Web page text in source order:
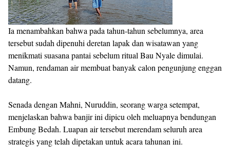
Ia menambahkan bahwa pada tahun-tahun sebelumnya, area
tersebut sudah dipenuhi deretan lapak dan wisatawan yang
menikmati suasana pantai sebelum ritual Bau Nyale dimulai.
Namun, rendaman air membuat banyak calon pengunjung enggan
datang.
Senada dengan Mahni, Nuruddin, seorang warga setempat,
menjelaskan bahwa banjir ini dipicu oleh meluapnya bendungan
Embung Bedah. Luapan air tersebut merendam seluruh area
strategis yang telah dipetakan untuk acara tahunan ini.